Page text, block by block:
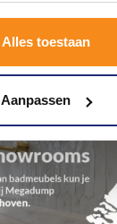
Alles toestaan
Aanpassen